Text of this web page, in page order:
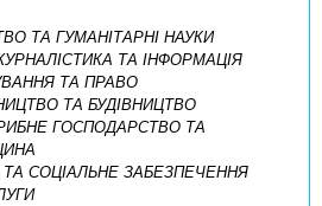
ТА ГУМАНІТАРНІ НАУКИ
ТА ІНФОРМАЦІЯ
ТА ПРАВО
ТА БУДІВНИЦТВО
ГОСПОДАРСТВО ТА
СОЦІАЛЬНЕ ЗАБЕЗПЕЧЕННЯ